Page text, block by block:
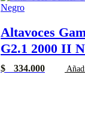
Altavoces
G2.1 2000 II
$ 334.000